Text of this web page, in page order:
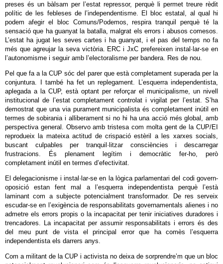
preses és un bàlsam per l’estat repressor, perquè li permet treure rèdit
polític de les febleses de l’independentisme. El bloc estatal, al qual hi
podem afegir el bloc Comuns/Podemos, respira tranquil perquè té la
sensació que ha guanyat la batalla, malgrat els errors i abusos comesos.
L’estat ha jugat les seves cartes i ha guanyat, i el pas del temps no fa
més que agreujar la seva victòria. ERC i JxC prefereixen instal·lar-se en
l’autonomisme i seguir amb l’electoralisme per bandera. Res de nou.
Pel que fa a la CUP sóc del parer que està completament superada per la
conjuntura. I també ha fet un replegament. L’esquerra independentista,
aplegada a la CUP, està optant per reforçar el municipalisme, un nivell
institucional de l’estat completament controlat i vigilat per l’estat. S’ha
demostrat que una via purament municipalista és completament inútil en
termes de sobirania i alliberament si no hi ha una acció més global, amb
perspectiva general. Observo amb tristesa com molta gent de la CUP/EI
reprodueix la mateixa actitud de crispació estèril a les xarxes socials,
buscant culpables per tranquil·litzar consciències i descarregar
frustracions. És plenament legítim i democràtic fer-ho, però
completament inútil en termes d’efectivitat.
El delegacionisme i instal·lar-se en la lògica parlamentari del codi govern-
oposició estan fent mal a l’esquerra independentista perquè l’està
laminant com a subjecte potencialment transformador. De res serveix
escudar-se en l’exigència de responsabilitats governamentals alienes i no
admetre els errors propis o la incapacitat per tenir iniciatives duradores i
trencadores. La incapacitat per assumir responsabilitats i errors és des
del meu punt de vista el principal error que ha comès l’esquerra
independentista els darrers anys.
Com a militant de la CUP i activista no deixa de sorprendre’m que un bloc